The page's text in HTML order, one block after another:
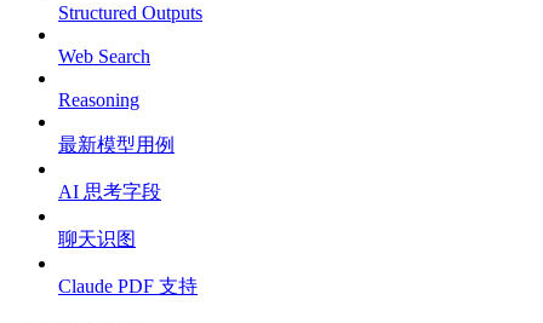
Structured Outputs
Web Search
Reasoning
最新模型用例
AI 思考字段
聊天识图
Claude PDF 支持